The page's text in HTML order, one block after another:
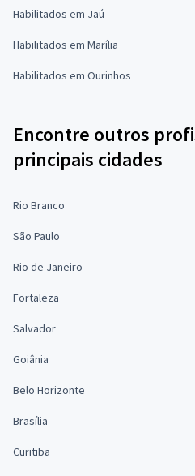
Habilitados em Jaú
Habilitados em Marília
Habilitados em Ourinhos
Encontre outros
principais cidades
Rio Branco
São Paulo
Rio de Janeiro
Fortaleza
Salvador
Goiânia
Belo Horizonte
Brasília
Curitiba